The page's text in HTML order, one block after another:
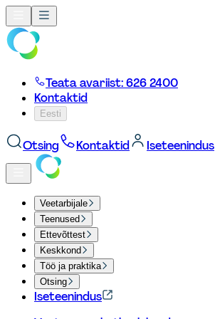
Teata avariist: 626 2400
Kontaktid
Eesti
Otsing Kontaktid Iseteenindus
Veetarbijale
Teenused
Ettevõttest
Keskkond
Töö ja praktika
Otsing
Iseteenindus